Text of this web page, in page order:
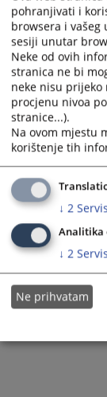
calendar
and
select
a
date.
Press
the
question
mark
to
get
keyboard
shortcuts
changing
dates.
Стална
Стална
Стална
именовања
Стална
Сталне
pohranjivati i
browsera i vašeg
sesiji unutar
Neke od ovih
stranica ne bi
neke nisu prijeko
procjenu nivoa
stranice...).
Na ovom mjestu
korištenje tih
↓ 2
Analitika
↓ 2
Ne prihvatam